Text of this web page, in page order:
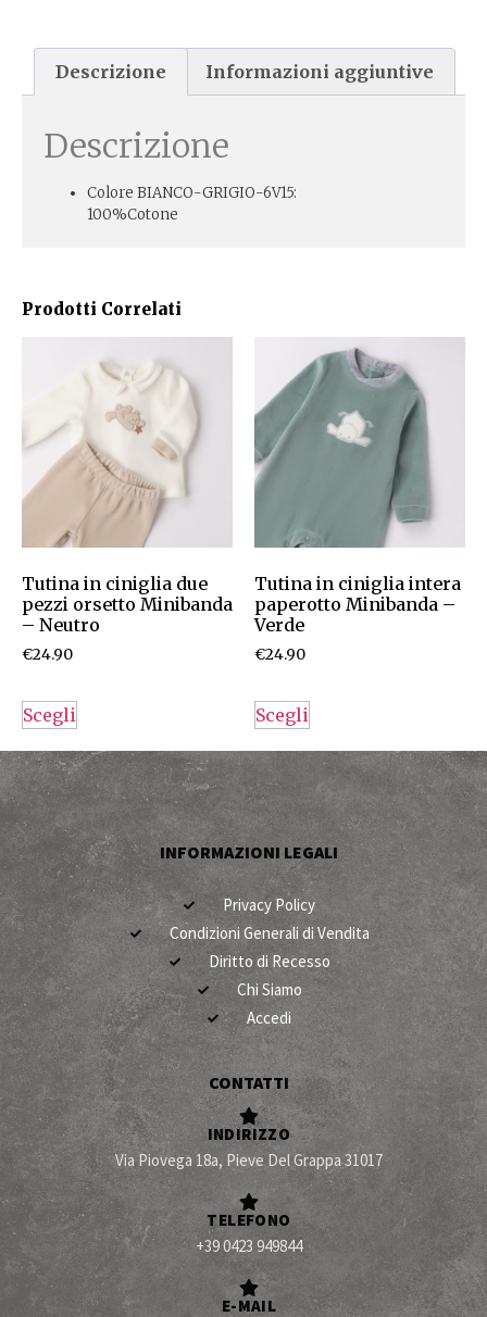
Prodotti Correlati
Tutina in ciniglia due
pezzi orsetto Minibanda
– Neutro
€24.90
Scegli
Tutina in ciniglia intera
paperotto Minibanda –
Verde
€24.90
Scegli
Descrizione Informazioni aggiuntive
Descrizione
Colore BIANCO-GRIGIO-6V15:
100%Cotone
INFORMAZIONI LEGALI
Privacy Policy
Condizioni Generali di Vendita
Diritto di Recesso
Chi Siamo
Accedi
CONTATTI
INDIRIZZO
Via Piovega 18a, Pieve Del Grappa 31017
TELEFONO
+39 0423 949844
E-MAIL